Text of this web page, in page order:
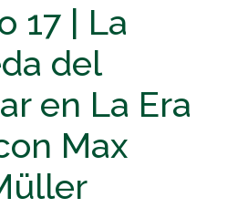
17 | La
del
en La Era
Max